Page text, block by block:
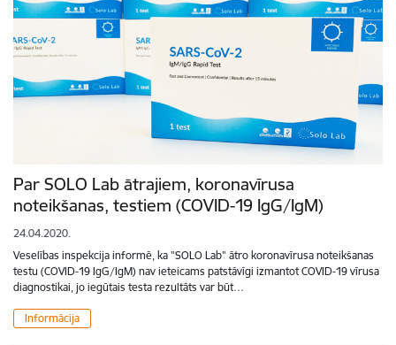
Par SOLO Lab ātrajiem, koronavīrusa
noteikšanas, testiem (COVID-19 IgG/IgM)
24.04.2020.
Veselības inspekcija informē, ka "SOLO Lab" ātro koronavīrusa noteikšanas
testu (COVID-19 IgG/IgM) nav ieteicams patstāvīgi izmantot COVID-19 vīrusa
diagnostikai, jo iegūtais testa rezultāts var būt…
Informācija